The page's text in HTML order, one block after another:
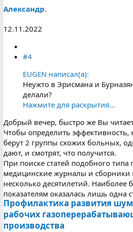
Александр.
12.11.2022
#4
EUGEN написал(а):
Неужто в Эрисмана и
делали?
Нажмите для раскрытия...
Добрый вечер, быстро же Вы
Чтобы определить эффективность,
берут 2 группы схожих больных,
дают, и смотрят, что получится.
При поиске статей подобного типа
медицинские журналы и сборники
несколько десятилетий. Наиболее
показателям оказалась лишь одна
Профилактика развития
рабочих
производства